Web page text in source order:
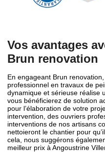
Vos avantages
Brun renovation
En engageant Brun
professionnel en travaux de
dynamique et sérieuse réalise
vous bénéficierez de solution
pour l’élaboration de votre
intervention, des ouvriers
interventions de nos artisans
nettoieront le chantier pour
cela, nous suggérons
meilleur prix à Angoustrine